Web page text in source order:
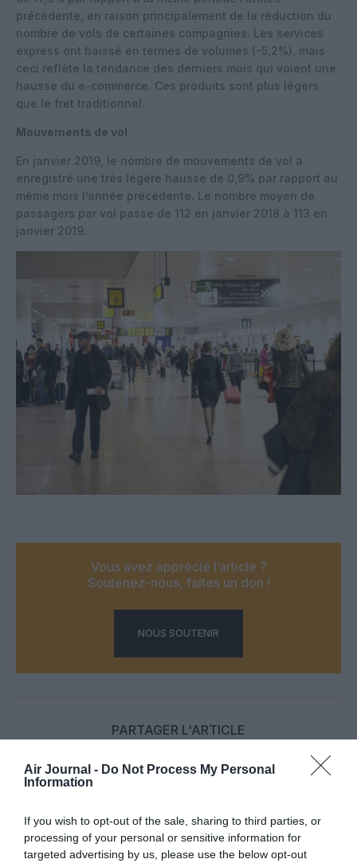
Air Journal - Do Not Process My Personal
Information
If you wish to opt-out of the sale, sharing to third parties, or
processing of your personal or sensitive information for
targeted advertising by us, please use the below opt-out
précédente, en raison principalement de la réduction du
nombre de vols de certaines compagnies. Les services
express ont baissé en termes de volumes (-5,2%), mais
ceci reflète la tendance des derniers mois qui voient une
hausse du e-commerce. Ces produits sont plus légers
que le fret traditionnel.
Mouvements de vol
En janvier 2019, le nombre de mouvements de vol a
enregistré une très légère hausse de 0,9% par rapport au
même mois l’année précédente. Le nombre moyen de
passagers par vol passe de 112 en janvier 2018 à 113 en
janvier 2019.
Vous avez apprécié l’article ?
Soutenez-nous, faites un don !
NOUS SOUTENIR
PARTAGER L'ARTICLE